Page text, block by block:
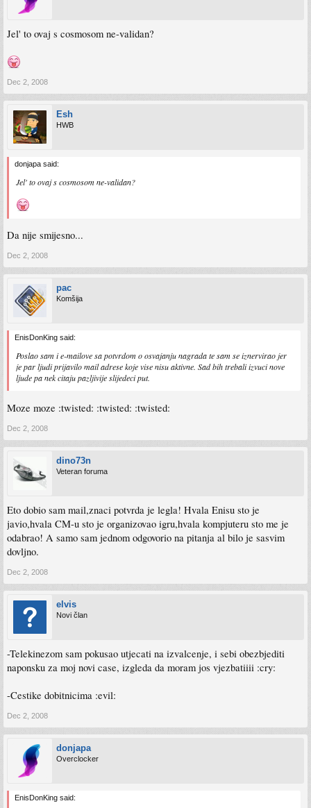
Jel' to ovaj s cosmosom ne-validan?
Dec 2, 2008
Esh
HWB
donjapa said:
Jel' to ovaj s cosmosom ne-validan?
Da nije smijesno...
Dec 2, 2008
pac
Komšija
EnisDonKing said:
Poslao sam i e-mailove sa potvrdom o osvajanju nagrada te sam se iznervirao jer
je par ljudi prijavilo mail adrese koje vise nisu aktivne. Sad bih trebali izvuci nove
ljude pa nek citaju pazljivije slijedeci put.
Moze moze :twisted: :twisted: :twisted:
Dec 2, 2008
dino73n
Veteran foruma
Eto dobio sam mail,znaci potvrda je legla! Hvala Enisu sto je
javio,hvala CM-u sto je organizovao igru,hvala kompjuteru sto me je
odabrao! A samo sam jednom odgovorio na pitanja al bilo je sasvim
dovljno.
Dec 2, 2008
elvis
Novi član
-Telekinezom sam pokusao utjecati na izvalcenje, i sebi obezbjediti
naponsku za moj novi case, izgleda da moram jos vjezbatiiii :cry:
-Cestike dobitnicima :evil:
Dec 2, 2008
donjapa
Overclocker
EnisDonKing said: